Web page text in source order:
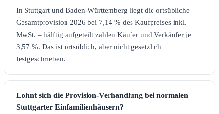
In Stuttgart und Baden-Württemberg liegt die ortsübliche
Gesamtprovision 2026 bei 7,14 % des Kaufpreises inkl.
MwSt. – hälftig aufgeteilt zahlen Käufer und Verkäufer je
3,57 %. Das ist ortsüblich, aber nicht gesetzlich
festgeschrieben.
Lohnt sich die Provision-Verhandlung bei normalen
Stuttgarter Einfamilienhäusern?